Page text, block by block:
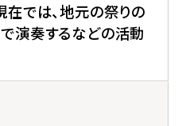
在では、地元の祭りの
演奏するなどの活動